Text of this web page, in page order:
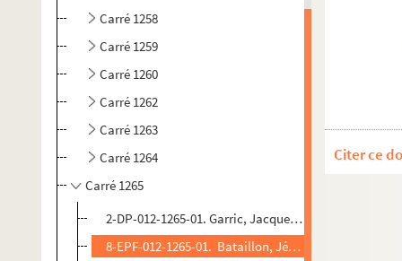
Carré 1258
Carré 1259
Carré 1260
Carré 1262
Carré 1263
Carré 1264
Carré 1265
2-DP-012-1265-01. Garric, Jacqueline (photographe).
8-EPF-012-1265-01. Bataillon, Jérôme (Photographe).
Citer ce